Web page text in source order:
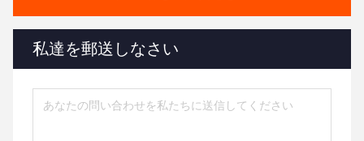
私達を郵送しなさい